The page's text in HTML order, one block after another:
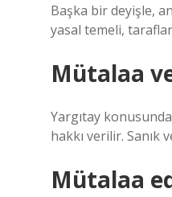
Başka bir deyişle,
yasal temeli, taraflar
Mütalaa
Yargıtay
hakkı verilir. Sanık
Mütalaa